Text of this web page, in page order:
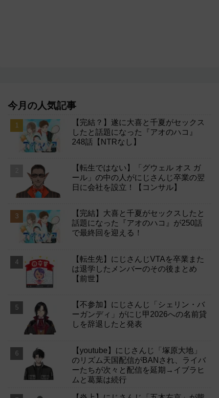
今月の人気記事
【完結？】遂に大喜と千夏がセックス
したと話題になった『アオのハコ』
248話【NTRなし】
【転生ではない】「グウェル オス ガ
ール」の中の人がにじさんじ卒業の翌
日に会社を設立！【コンサル】
【完結】大喜と千夏がセックスしたと
話題になった『アオのハコ』が250話
で最終回を迎える！
【転生先】にじさんじVTAを卒業また
は退学したメンバーのその後まとめ
【前世】
【不参加】にじさんじ「シェリン・バ
ーガンディ」がにじ甲2026への名前貸
しを辞退したと発表
【youtube】にじさんじ「塚原大地」
のリズム天国配信がBANされ、ライバ
ーたちが次々と配信を延期→イブラヒ
ムと葛葉は続行